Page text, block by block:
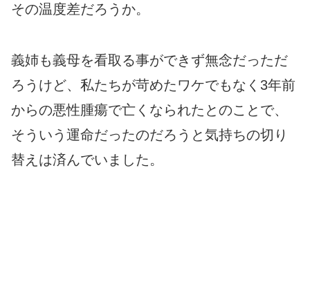
その温度差だろうか。
義姉も義母を看取る事ができず無念だっただ
ろうけど、私たちが苛めたワケでもなく3年前
からの悪性腫瘍で亡くなられたとのことで、
そういう運命だったのだろうと気持ちの切り
替えは済んでいました。